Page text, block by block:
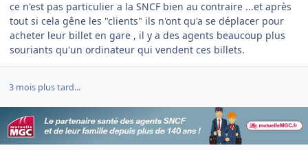
ce n'est pas particulier a la SNCF bien au contraire ...et après
tout si cela gêne les "clients" ils n'ont qu'a se déplacer pour
acheter leur billet en gare , il y a des agents beaucoup plus
souriants qu'un ordinateur qui vendent ces billets.
3 mois plus tard...